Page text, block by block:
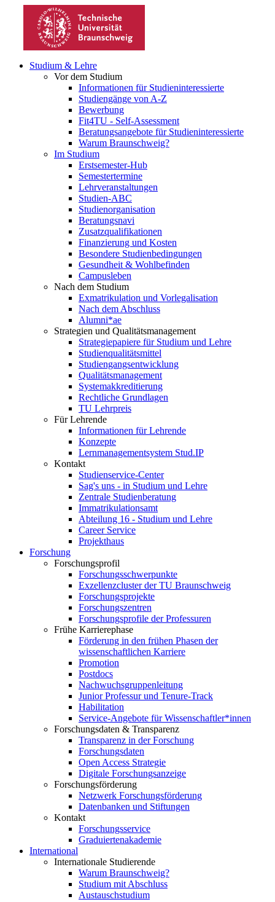
Studium & Lehre
Vor dem Studium
Informationen für Studieninteressierte
Studiengänge von A-Z
Bewerbung
Fit4TU - Self-Assessment
Beratungsangebote für Studieninteressierte
Warum Braunschweig?
Im Studium
Erstsemester-Hub
Semestertermine
Lehrveranstaltungen
Studien-ABC
Studienorganisation
Beratungsnavi
Zusatzqualifikationen
Finanzierung und Kosten
Besondere Studienbedingungen
Gesundheit & Wohlbefinden
Campusleben
Nach dem Studium
Exmatrikulation und Vorlegalisation
Nach dem Abschluss
Alumni*ae
Strategien und Qualitätsmanagement
Strategiepapiere für Studium und Lehre
Studienqualitätsmittel
Studiengangsentwicklung
Qualitätsmanagement
Systemakkreditierung
Rechtliche Grundlagen
TU Lehrpreis
Für Lehrende
Informationen für Lehrende
Konzepte
Lernmanagementsystem Stud.IP
Kontakt
Studienservice-Center
Sag's uns - in Studium und Lehre
Zentrale Studienberatung
Immatrikulationsamt
Abteilung 16 - Studium und Lehre
Career Service
Projekthaus
Forschung
Forschungsprofil
Forschungsschwerpunkte
Exzellenzcluster der TU Braunschweig
Forschungsprojekte
Forschungszentren
Forschungsprofile der Professuren
Frühe Karrierephase
Förderung in den frühen Phasen der
wissenschaftlichen Karriere
Promotion
Postdocs
Nachwuchsgruppenleitung
Junior Professur und Tenure-Track
Habilitation
Service-Angebote für Wissenschaftler*innen
Forschungsdaten & Transparenz
Transparenz in der Forschung
Forschungsdaten
Open Access Strategie
Digitale Forschungsanzeige
Forschungsförderung
Netzwerk Forschungsförderung
Datenbanken und Stiftungen
Kontakt
Forschungsservice
Graduiertenakademie
International
Internationale Studierende
Warum Braunschweig?
Studium mit Abschluss
Austauschstudium